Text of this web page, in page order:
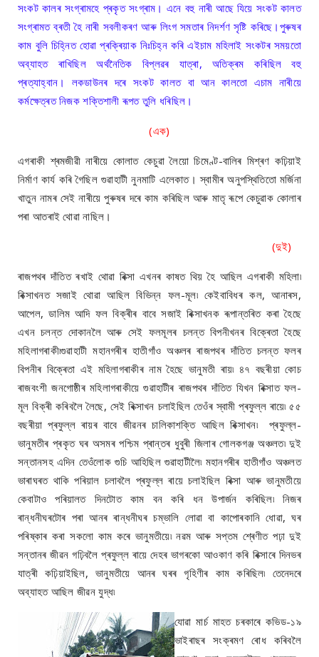
সংকট কালৰ সংগ্ৰামহে প্ৰকৃত সংগ্ৰাম। এনে বহু নাৰী আছে যিয়ে সংকট কালত
সংগ্ৰামত ব্ৰতী হৈ নাৰী সবলীকৰণ আৰু লিংগ সমতাৰ নিদৰ্শণ সৃষ্টি কৰিছে।পুৰুষৰ
কাম বুলি চিহ্নিত হোৱা প্ৰক্ৰিয়াক নিঃচিহ্ন কৰি এইচাম মহিলাই সংকটৰ সময়তো
অব্যাহত ৰাখিছিল অৰ্থনৈতিক বিপ্লৱৰ যাত্ৰা, অতিক্ৰম কৰিছিল বহু
প্ৰত্যাহ্বান। লকডাউনৰ দৰে সংকট কালত বা আন কালতো এচাম নাৰীয়ে
কৰ্মক্ষেত্ৰত নিজক শক্তিশালী ৰূপত তুলি ধৰিছিল।
(এক)
এগৰাকী শ্ৰমজীৱী নাৰীয়ে কোলাত কেচুৱা লৈয়ো চিমেণ্ট-বালিৰ মিশ্ৰণ কঢ়িয়াই
নিৰ্মাণ কাৰ্য কৰি গৈছিল গুৱাহাটী নুনমাটি এলেকাত। স্বামীৰ অনুপস্থিতিতো মৰ্জিনা
খাতুন নামৰ সেই নাৰীয়ে পুৰুষৰ দৰে কাম কৰিছিল আৰু মাতৃ ৰূপে কেচুৱাক কোলাৰ
পৰা আতৰাই থোৱা নাছিল।
(দুই)
ৰাজপথৰ দাঁতিত ৰখাই থোৱা ৰিক্সা এখনৰ কাষত থিয় হৈ আছিল এগৰাকী মহিলা৷
ৰিক্সাখনত সজাই থোৱা আছিল বিভিন্ন ফল-মূল৷ কেইবাবিধৰ কল, আনাৰস,
আপেল, ডালিম আদি ফল বিক্ৰীৰ বাবে সজাই ৰিক্সাখনক ৰূপান্তৰিত কৰা হৈছে
এখন চলন্ত দোকানলৈ আৰু সেই ফলমূলৰ চলন্ত বিপনীখনৰ বিক্ৰেতা হৈছে
মহিলাগৰাকী৷গুৱাহাটী মহানগৰীৰ হাতীগাঁও অঞ্চলৰ ৰাজপথৰ দাঁতিত চলন্ত ফলৰ
বিপনীৰ বিক্ৰেতা এই মহিলাগৰাকীৰ নাম হৈছে ভানুমতী ৰায়৷ ৪৭ বছৰীয়া কোচ
ৰাজবংশী জনগোষ্ঠীৰ মহিলাগৰাকীয়ে গুৱাহাটীৰ ৰাজপথৰ দাঁতিত যিখন ৰিক্সাত ফল-
মূল বিক্ৰী কৰিবলৈ লৈছে, সেই ৰিক্সাখন চলাইছিল তেওঁৰ স্বামী প্ৰফুল্ল ৰায়ে৷ ৫৫
বছৰীয়া প্ৰফুল্ল ৰায়ৰ বাবে জীৱনৰ চালিকাশক্তি আছিল ৰিক্সাখন৷ প্ৰফুল্ল-
ভানুমতীৰ প্ৰকৃত ঘৰ অসমৰ পশ্চিম প্ৰান্তৰ ধুবুৰী জিলাৰ গোলকগঞ্জ অঞ্চলত৷ দুই
সন্তানসহ এদিন তেওঁলোক গুচি আহিছিল গুৱাহাটীলৈ৷ মহানগৰীৰ হাতীগাঁও অঞ্চলত
ভাৰাঘৰত থাকি পৰিয়াল চলাবলৈ প্ৰফুল্ল ৰায়ে চলাইছিল ৰিক্সা আৰু ভানুমতীয়ে
কেবাটাও পৰিয়ালত দিনটোত কাম বন কৰি ধন উপাৰ্জন কৰিছিল৷ নিজৰ
ৰান্ধনীঘৰটোৰ পৰা আনৰ ৰান্ধনীঘৰ চম্ভালি লোৱা বা কাপোৰকানি ধোৱা, ঘৰ
পৰিষ্কাৰ কৰা সকলো কাম কৰে ভানুমতীয়ে৷ নৱম আৰু সপ্তম শ্ৰেণীত পঢ়া দুই
সন্তানৰ জীৱন গঢ়িবলৈ প্ৰফুল্ল ৰায়ে দেহৰ ভাগৰকো আওকাণ কৰি ৰিক্সাৰে দিনভৰ
যাত্ৰী কঢ়িয়াইছিল, ভানুমতীয়ে আনৰ ঘৰৰ গৃহিণীৰ কাম কৰিছিল৷ তেনেদৰে
অব্যাহত আছিল জীৱন যুদ্ধ৷
যোৱা মাৰ্চ মাহত চৰকাৰে কভিড-১৯
ভাইৰাছৰ সংক্ৰমণ ৰোধ কৰিবলৈ